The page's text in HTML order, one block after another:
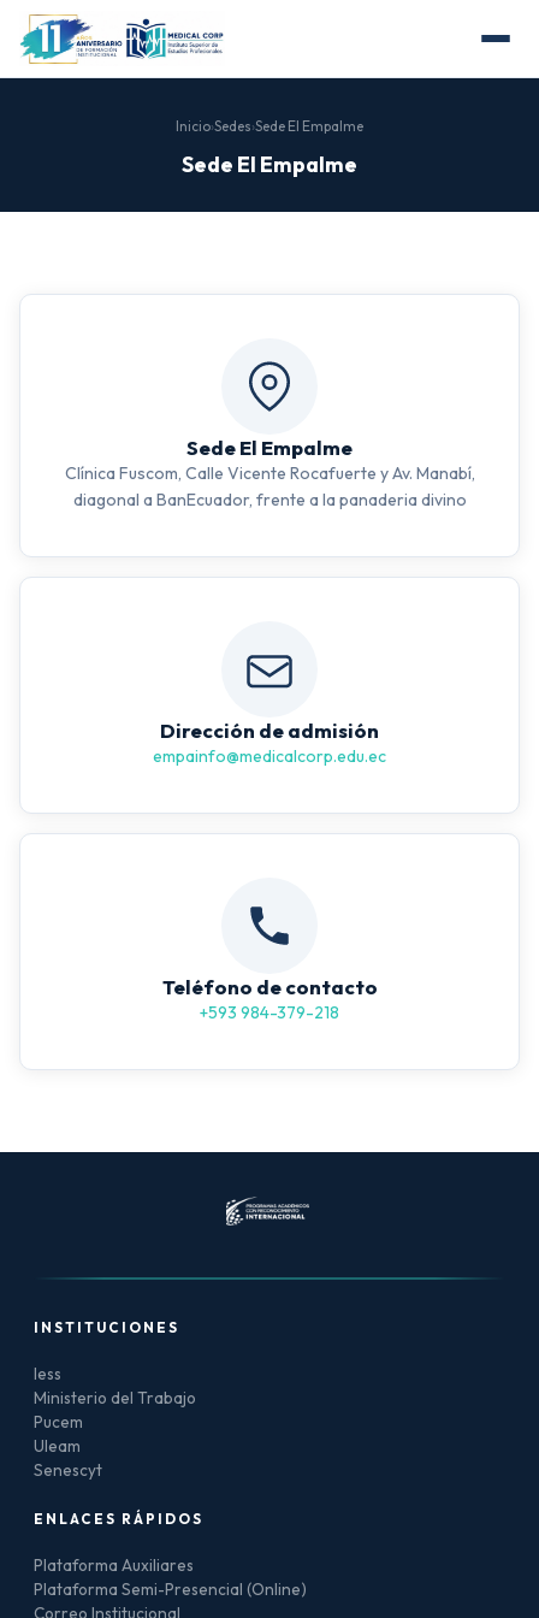
Inicio›Sedes›Sede El Empalme
Sede El Empalme
Sede El Empalme
Clínica Fuscom, Calle Vicente Rocafuerte y Av. Manabí,
diagonal a BanEcuador, frente a la panaderia divino
Dirección de admisión
empainfo@medicalcorp.edu.ec
Teléfono de contacto
+593 984-379-218
INSTITUCIONES
Iess
Ministerio del Trabajo
Pucem
Uleam
Senescyt
ENLACES RÁPIDOS
Plataforma Auxiliares
Plataforma Semi-Presencial (Online)
Correo Institucional